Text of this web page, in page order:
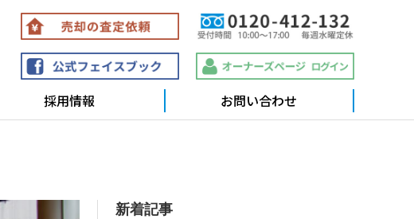
採用情報 お問い合わせ
新着記事